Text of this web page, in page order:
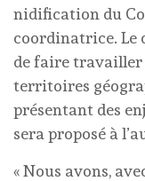
nidification du
coordinatrice. Le
de faire travailler
territoires
présentant des
sera proposé à
« Nous avons,